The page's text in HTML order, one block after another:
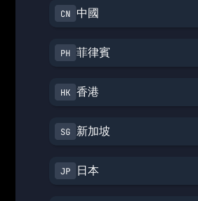
中國
菲律賓
香港
新加坡
日本